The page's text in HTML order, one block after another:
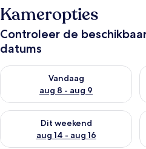
Kameropties
Controleer de
datums
Vandaag
aug 8 - aug 9
De beschikbaarheid controleren
Dit weekend
aug 14 - aug 16
De beschikbaarheid controleren